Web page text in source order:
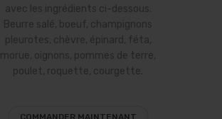
à la
liste
d’envies
avec les ingrédients ci-dessous.
Beurre salé, boeuf, champignons
pleurotes, chèvre, épinard, féta,
morue, oignons, pommes de terre,
poulet, roquette, courgette.
COMMANDER MAINTENANT